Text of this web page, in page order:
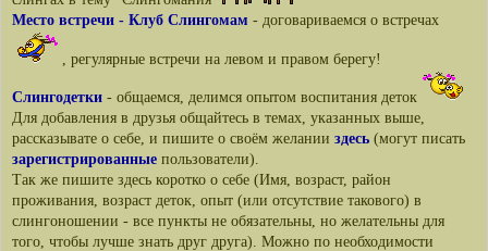
Место встречи - Клуб Слингомам - договариваемся о встречах
, регулярные встречи на левом и правом берегу!
Слингодетки - общаемся, делимся опытом воспитания деток
Для добавления в друзья общайтесь в темах, указанных выше,
рассказывате о себе, и пишите о своём желании здесь (могут писать
зарегистрированные пользователи).
Так же пишите здесь коротко о себе (Имя, возраст, район
проживания, возраст деток, опыт (или отсутствие такового) в
слингоношении - все пункты не обязательны, но желательны для
того, чтобы лучше знать друг друга). Можно по необходимости